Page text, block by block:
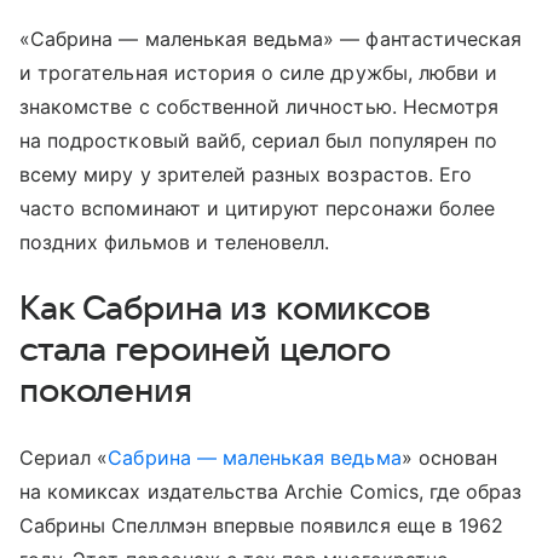
«Сабрина — маленькая ведьма» — фантастическая
и трогательная история о силе дружбы, любви и
знакомстве с собственной личностью. Несмотря
на подростковый вайб, сериал был популярен по
всему миру у зрителей разных возрастов. Его
часто вспоминают и цитируют персонажи более
поздних фильмов и теленовелл.
Как Сабрина из комиксов
стала героиней целого
поколения
Сериал «Сабрина — маленькая ведьма» основан
на комиксах издательства Archie Comics, где образ
Сабрины Спеллмэн впервые появился еще в 1962